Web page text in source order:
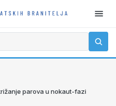
parova u nokaut-fazi